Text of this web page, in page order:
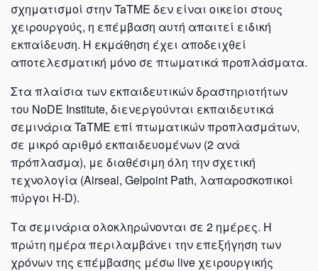
σχηματισμοί στην TaTME δεν είναι οικείοι στους
χειρουργούς, η επέμβαση αυτή απαιτεί ειδική
εκπαίδευση. Η εκμάθηση έχει αποδειχθεί
αποτελεσματική μόνο σε πτωματικά προπλάσματα.
Στα πλαίσια των εκπαιδευτικών δραστηριοτήτων
του NoDE Institute, διενεργούνται εκπαιδευτικά
σεμινάρια TaTME επί πτωματικών προπλασμάτων,
σε μικρό αριθμό εκπαιδευομένων (2 ανά
πρόπλασμα), με διαθέσιμη όλη την σχετική
τεχνολογία (Airseal, Gelpoint Path, λαπαροσκοπικοί
πύργοι H-D).
Τα σεμινάρια ολοκληρώνονται σε 2 ημέρες. Η
πρώτη ημέρα περιλαμβάνει την επεξήγηση των
χρόνων της επέμβασης μέσω live χειρουργικής